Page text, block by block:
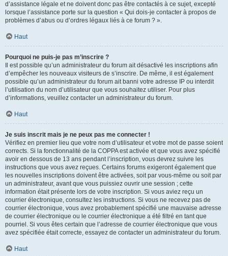
d’assistance légale et ne doivent donc pas être contactés à ce sujet, excepté
lorsque l’assistance porte sur la question « Qui dois-je contacter à propos de
problèmes d’abus ou d’ordres légaux liés à ce forum ? ».
Haut
Pourquoi ne puis-je pas m’inscrire ?
Il est possible qu’un administrateur du forum ait désactivé les inscriptions afin
d’empêcher les nouveaux visiteurs de s’inscrire. De même, il est également
possible qu’un administrateur du forum ait banni votre adresse IP ou interdit
l’utilisation du nom d’utilisateur que vous souhaitez utiliser. Pour plus
d’informations, veuillez contacter un administrateur du forum.
Haut
Je suis inscrit mais je ne peux pas me connecter !
Vérifiez en premier lieu que votre nom d’utilisateur et votre mot de passe soient
corrects. Si la fonctionnalité de la COPPA est activée et que vous avez spécifié
avoir en dessous de 13 ans pendant l’inscription, vous devrez suivre les
instructions que vous avez reçues. Certains forums exigeront également que
les nouvelles inscriptions doivent être activées, soit par vous-même ou soit par
un administrateur, avant que vous puissiez ouvrir une session ; cette
information était présente lors de votre inscription. Si vous aviez reçu un
courrier électronique, consultez les instructions. Si vous ne recevez pas de
courrier électronique, vous avez probablement spécifié une mauvaise adresse
de courrier électronique ou le courrier électronique a été filtré en tant que
pourriel. Si vous êtes certain que l’adresse de courrier électronique que vous
avez spécifiée était correcte, essayez de contacter un administrateur du forum.
Haut